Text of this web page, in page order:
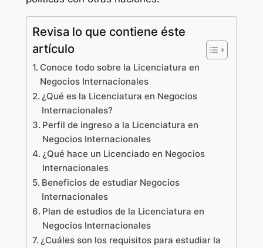
Revisa lo que contiene éste
artículo
Conoce todo sobre la Licenciatura en
Negocios Internacionales
¿Qué es la Licenciatura en Negocios
Internacionales?
Perfil de ingreso a la Licenciatura en
Negocios Internacionales
¿Qué hace un Licenciado en Negocios
Internacionales
Beneficios de estudiar Negocios
Internacionales
Plan de estudios de la Licenciatura en
Negocios Internacionales
¿Cuáles son los requisitos para estudiar la